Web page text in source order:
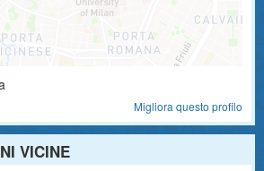
Migliora questo profilo
VICINE